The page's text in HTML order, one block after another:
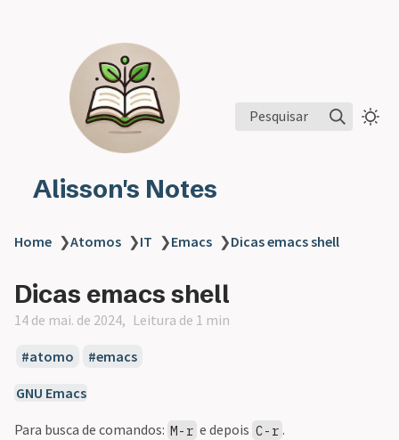
Alisson's Notes
Pesquisar
Home ❯Atomos ❯IT ❯Emacs ❯Dicas emacs shell
Dicas emacs shell
14 de mai. de 2024 Leitura de 1 min
atomo emacs
GNU Emacs
Para busca de comandos: M-r e depois C-r .